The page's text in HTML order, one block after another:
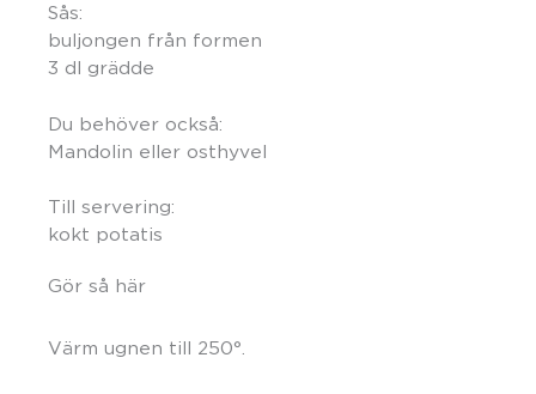
Sås:
buljongen från formen
3 dl grädde
Du behöver också:
Mandolin eller osthyvel
Till servering:
kokt potatis
Gör så här
Värm ugnen till 250°.